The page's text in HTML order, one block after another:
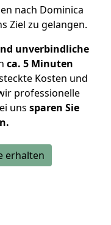
nach Dominica
Ziel zu gelangen.
unverbindliche
ca. 5 Minuten
Kosten und
professionelle
uns sparen Sie
erhalten